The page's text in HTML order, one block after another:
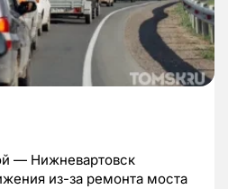
— Нижневартовск
из-за ремонта моста